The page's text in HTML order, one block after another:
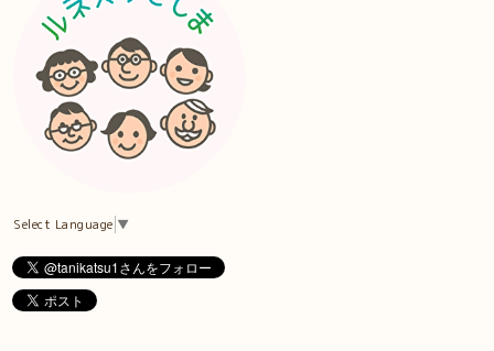
Select Language ▼